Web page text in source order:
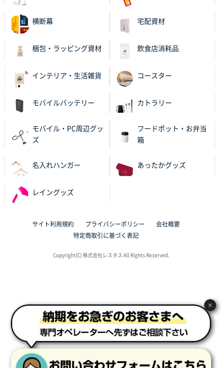
2025年10月16日 11:34
サイト構成が解りやすかったから
ブックメモ付箋200枚
丁度良いものがあったので
群馬県K社様
ポリ袋 手穴B4サイズ
1000枚
に進められるから
東京都S社様
大阪府のお客様
東京都S社様
【ポリ】特別ご注文ページ2000枚
2025年10月06日 17:56
短い納期でご対応頂けそうだったため
横断幕 宅配資材
梱包・ラッピング資材 飲食店消耗品
インテリア・生活雑貨 コースター
モバイルバッテリー カトラリー
モバイル・PC周辺グッ
ズ
フードポット・お弁当
箱
名入れハンガー あったかグッズ
レイングッズ
サイト利用規約 プライバシーポリシー
会社概要
特定商取引に基づく表記
Copyright(C) 株式会社レスタス All Rights Reserved.
×